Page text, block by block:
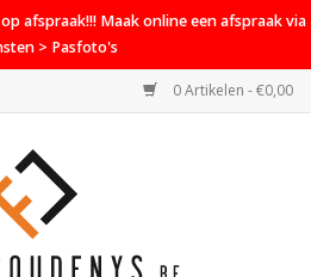
afspraak!!! Maak online een afspraak via
> Pasfoto's
0 Artikelen - €0,00